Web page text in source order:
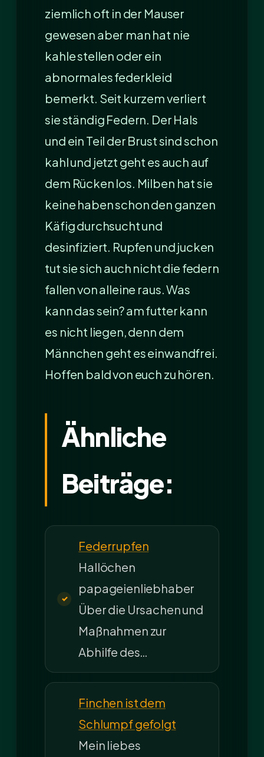
ziemlich oft in der Mauser
gewesen aber man hat nie
kahle stellen oder ein
abnormales federkleid
bemerkt. Seit kurzem verliert
sie ständig Federn. Der Hals
und ein Teil der Brust sind schon
kahl und jetzt geht es auch auf
dem Rücken los. Milben hat sie
keine haben schon den ganzen
Käfig durchsucht und
desinfiziert. Rupfen und jucken
tut sie sich auch nicht die federn
fallen von alleine raus. Was
kann das sein? am futter kann
es nicht liegen, denn dem
Männchen geht es einwandfrei.
Hoffen bald von euch zu hören.
Ähnliche
Beiträge:
Federrupfen
Hallöchen
papageienliebhaber
Über die Ursachen und
Maßnahmen zur
Abhilfe des…
Finchen ist dem
Schlumpf gefolgt
Mein liebes